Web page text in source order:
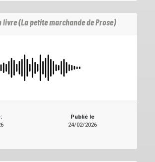
livre (La petite marchande de Prose)
Publié le
24/02/2026